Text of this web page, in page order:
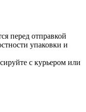
перед отправкой
упаковки и
с курьером или